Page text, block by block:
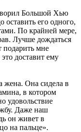
Большой Хью
оставить его одного,
По крайней мере,
Лучше дождаться
подарить мне
доставит ему
жена. Она сидела в
в котором
удовольствие
Даже наш
он живет в
на пальце».